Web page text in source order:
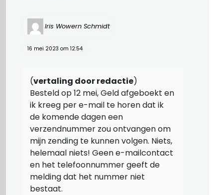
Iris Wowern Schmidt
16 mei 2023 om 12:54
(vertaling door redactie)
Besteld op 12 mei, Geld afgeboekt en
ik kreeg per e-mail te horen dat ik
de komende dagen een
verzendnummer zou ontvangen om
mijn zending te kunnen volgen. Niets,
helemaal niets! Geen e-mailcontact
en het telefoonnummer geeft de
melding dat het nummer niet
bestaat.